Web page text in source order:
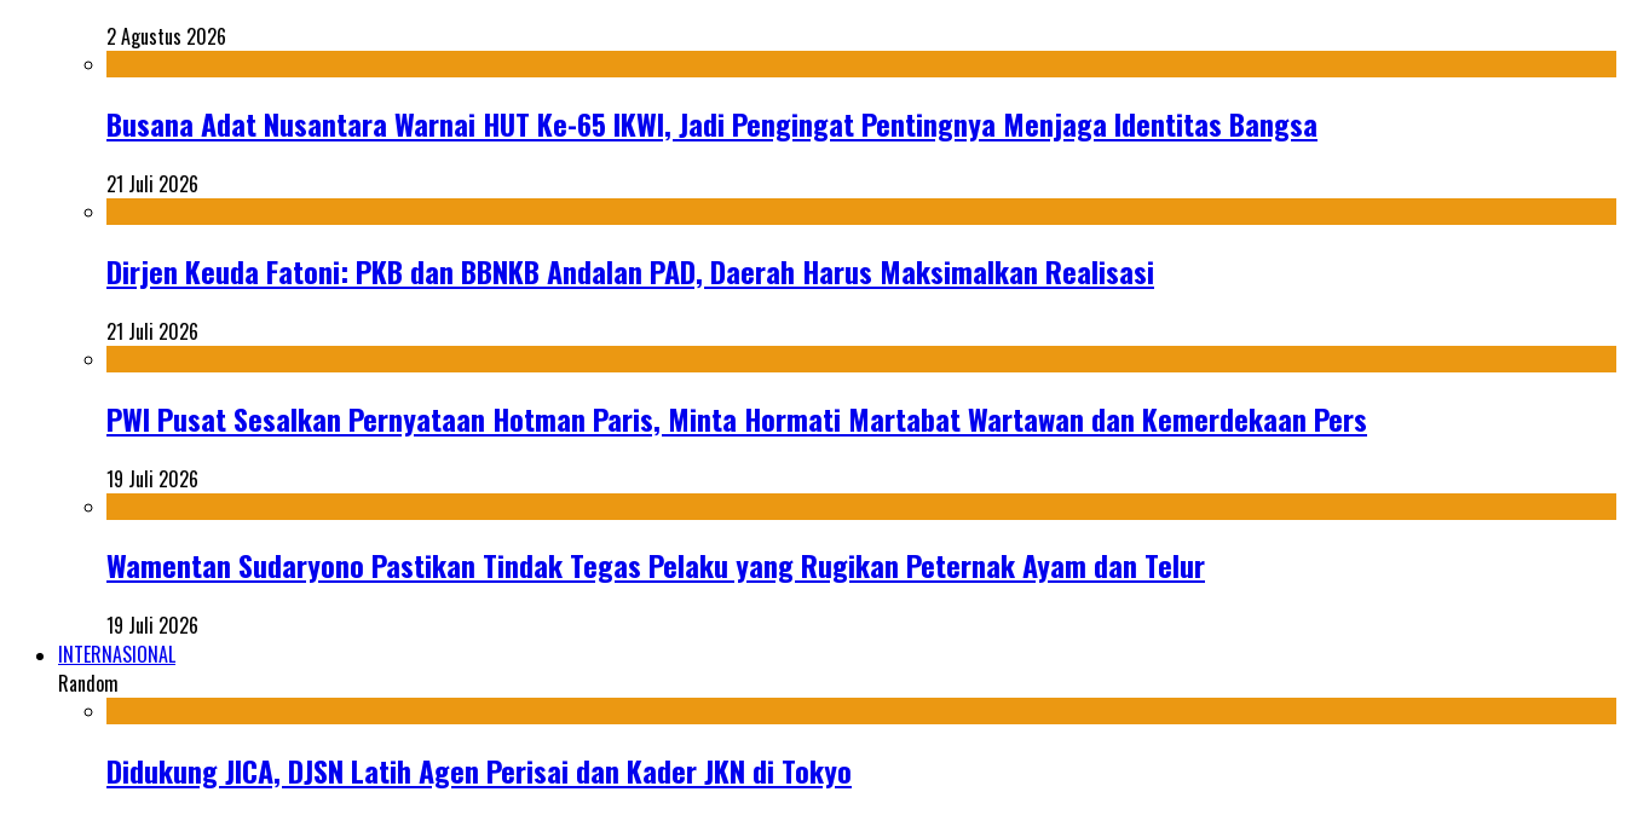
2 Agustus 2026
Busana Adat Nusantara Warnai HUT Ke-65 IKWI, Jadi Pengingat Pentingnya Menjaga Identitas Bangsa
21 Juli 2026
Dirjen Keuda Fatoni: PKB dan BBNKB Andalan PAD, Daerah Harus Maksimalkan Realisasi
21 Juli 2026
PWI Pusat Sesalkan Pernyataan Hotman Paris, Minta Hormati Martabat Wartawan dan Kemerdekaan Pers
19 Juli 2026
Wamentan Sudaryono Pastikan Tindak Tegas Pelaku yang Rugikan Peternak Ayam dan Telur
19 Juli 2026
INTERNASIONAL
Random
Didukung JICA, DJSN Latih Agen Perisai dan Kader JKN di Tokyo